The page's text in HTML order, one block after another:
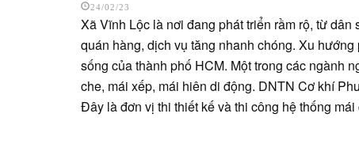
24/02/23
Xã Vĩnh Lộc là nơi đang phát triển rầm rộ, từ
quán hàng, dịch vụ tăng nhanh chóng. Xu
sống của thành phố HCM. Một trong các ngành
che, mái xếp, mái hiên di động. DNTN Cơ khí
Đây là đơn vị thi thiết kế và thi công hệ thống